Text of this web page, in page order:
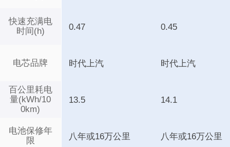
快速充满电
时间(h)
电芯品牌
百公里耗电
量(kWh/10
0km)
电池保修年
限
0.47 0.45
时代上汽 时代上汽
13.5 14.1
八年或16万公里 八年或16万公里